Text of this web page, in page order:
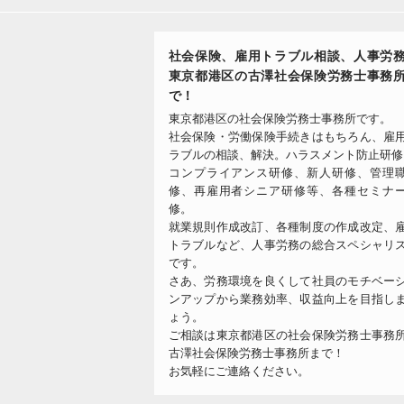
社会保険、雇用トラブル相談、人事労
東京都港区の古澤社会保険労務士事務
で！
東京都港区の社会保険労務士事務所です。
社会保険・労働保険手続きはもちろん、雇
ラブルの相談、解決。ハラスメント防止研修
コンプライアンス研修、新人研修、管理
修、再雇用者シニア研修等、各種セミナ
修。
就業規則作成改訂、各種制度の作成改定、
トラブルなど、人事労務の総合スペシャリ
です。
さあ、労務環境を良くして社員のモチベー
ンアップから業務効率、収益向上を目指し
ょう。
ご相談は東京都港区の社会保険労務士事務
古澤社会保険労務士事務所まで！
お気軽にご連絡ください。